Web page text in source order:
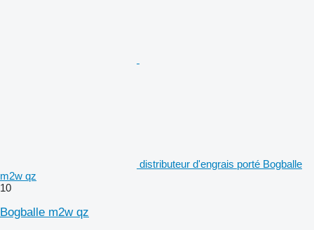
distributeur d'engrais porté Bogballe
m2w qz
10
Bogballe m2w qz